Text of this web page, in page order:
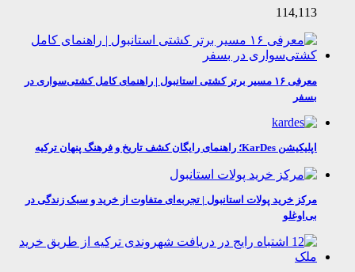
114,113
معرفی ۱۶ مسیر برتر کشتی استانبول | راهنمای کامل کشتی‌سواری در
اپلیکیشن KarDes؛ راهنمای رایگان کشف تاریخ و فرهنگ پنهان ترکیه
مرکز خرید پولات استانبول | تجربه‌ای متفاوت از خرید و سبک زندگی در
بی‌اوغلو